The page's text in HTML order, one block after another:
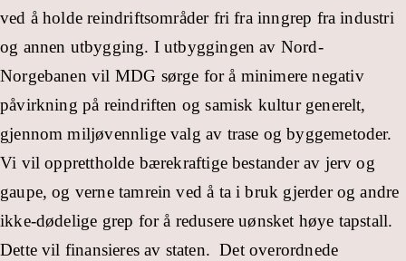
ved å holde reindriftsområder fri fra inngrep fra industri
og annen utbygging. I utbyggingen av Nord-
Norgebanen vil MDG sørge for å minimere negativ
påvirkning på reindriften og samisk kultur generelt,
gjennom miljøvennlige valg av trase og byggemetoder.
Vi vil opprettholde bærekraftige bestander av jerv og
gaupe, og verne tamrein ved å ta i bruk gjerder og andre
ikke-dødelige grep for å redusere uønsket høye tapstall.
Dette vil finansieres av staten. Det overordnede